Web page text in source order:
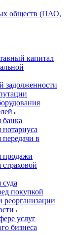
обществ (ПАО,
капитал
задолженности
банка
в
продажи
покупкой
реорганизации
услуг
бизнеса